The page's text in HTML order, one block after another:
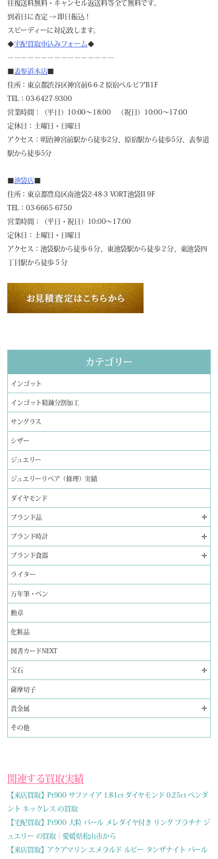
往復送料無料・キャンセル返送料等全て無料です。
到着日に査定 → 即日振込！
スピーディーに対応致します。
◆宅配買取申込みフォーム◆
－－－－－－－－－－－－－－－－
表参道本店
住所：東京都渋谷区神宮前6-6-2 原宿ベルピアB1F
TEL：03-6427-9300
営業時間：（平日）10:00～18:00 （祝日）10:00～17:00
定休日：土曜日・日曜日
アクセス：明治神宮前駅から徒歩2分、原宿駅から徒歩5分、表参道
駅から徒歩5分
池袋店
住所：東京都豊島区南池袋2-48-3 VORT池袋II 9F
TEL：03-6665-6750
営業時間：（平日・祝日）10:00～17:00
定休日：土曜日・日曜日
アクセス：池袋駅から徒歩６分、東池袋駅から徒歩２分、東池袋四
丁目駅から徒歩５分
カテゴリー
インゴット
インゴット精錬分割加工
サングラス
シザー
ジュエリー
ジュエリーリペア（修理）実績
ダイヤモンド
ブランド品 ✛
ブランド時計 ✛
ブランド食器 ✛
ライター
万年筆・ペン
勲章
化粧品
図書カードNEXT
宝石 ✛
薩摩切子
貴金属 ✛
その他
関連する買取実績
【来店買取】Pt900 サファイア 1.81ct ダイヤモンド 0.25ct ペンダ
ント ネックレス の買取
【宅配買取】Pt900 大粒 パール メレダイヤ付き リング プラチナ ジ
ュエリー の買取｜愛媛県松山市から
【来店買取】アクアマリン エメラルド ルビー タンザナイト パール